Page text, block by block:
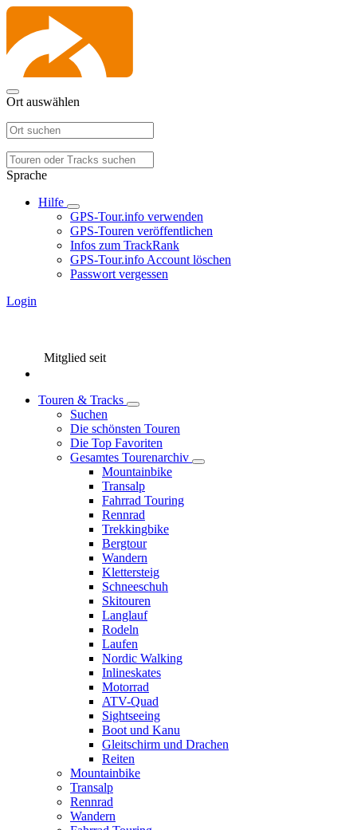
Ort auswählen
Sprache
Hilfe
GPS-Tour.info verwenden
GPS-Touren veröffentlichen
Infos zum TrackRank
GPS-Tour.info Account löschen
Passwort vergessen
Login
Mitglied seit
Touren & Tracks
Suchen
Die schönsten Touren
Die Top Favoriten
Gesamtes Tourenarchiv
Mountainbike
Transalp
Fahrrad Touring
Rennrad
Trekkingbike
Bergtour
Wandern
Klettersteig
Schneeschuh
Skitouren
Langlauf
Rodeln
Laufen
Nordic Walking
Inlineskates
Motorrad
ATV-Quad
Sightseeing
Boot und Kanu
Gleitschirm und Drachen
Reiten
Mountainbike
Transalp
Rennrad
Wandern